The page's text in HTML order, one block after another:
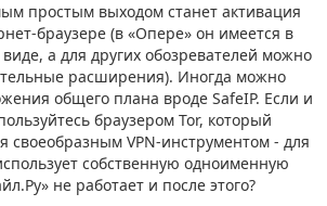
простым выходом станет активация
браузере (в «Опере» он имеется в
а для других обозревателей можно
расширения). Иногда можно
общего плана вроде SafeIP. Если и
браузером Tor, который
своеобразным VPN-инструментом - для
собственную одноименную
не работает и после этого?